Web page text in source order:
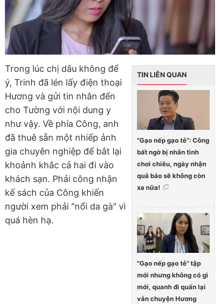
TIN LIÊN QUAN
"Gạo nếp gạo tẻ": Công
bất ngờ bị nhân tình
chơi chiêu, ngày nhận
quả báo sẽ không còn
xa nữa!
"Gạo nếp gạo tẻ" tập
mới nhưng không có gì
mới, quanh đi quẩn lại
vẫn chuyện Hương
Trong lúc chị dâu không để
ý, Trinh đã lén lấy điện thoại
Hương và gửi tin nhắn đến
cho Tường với nội dung y
như vậy. Về phía Công, anh
đã thuê sẵn một nhiếp ảnh
gia chuyên nghiệp để bắt lại
khoảnh khắc cả hai đi vào
khách sạn. Phải công nhận
kế sách của Công khiến
người xem phải "nổi da gà" vì
quá hèn hạ.